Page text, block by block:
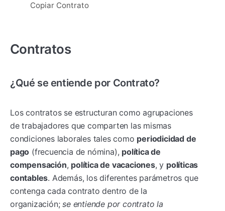
Copiar Contrato
Contratos
¿Qué se entiende por Contrato?
Los contratos se estructuran como agrupaciones
de trabajadores que comparten las mismas
condiciones laborales tales como periodicidad de
pago (frecuencia de nómina), política de
compensación, política de vacaciones, y políticas
contables. Además, los diferentes parámetros que
contenga cada contrato dentro de la
organización;se entiende por contrato la